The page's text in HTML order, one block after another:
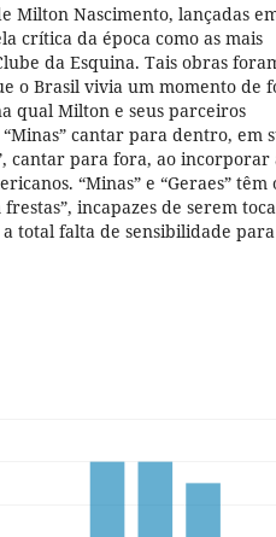
Milton Nascimento, lançadas
crítica da época como as mais
da Esquina. Tais obras
o Brasil vivia um momento de
qual Milton e seus parceiros
cantar para dentro, em
cantar para fora, ao incorporar
“Minas” e “Geraes” têm
incapazes de serem
total falta de sensibilidade